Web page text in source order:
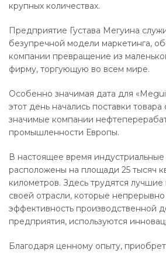
крупных количествах.
Предприятие Густава Мегуина
безупречной модели маркетинга,
компании превращение из
фирму, торгующую во всем мире.
Особенно значимая дата для
этот день начались поставки
значимые компании
промышленности Европы.
В настоящее время
расположены на площади 25 тысяч
километров. Здесь трудятся
своей отрасли, которые
эффективность производственной
предприятия, используются
Благодаря ценному опыту,